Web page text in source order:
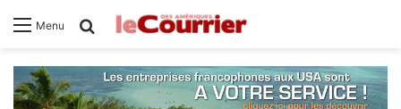
Menu Rechercher